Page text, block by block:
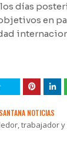
días
en
NOTICIAS
trabajador